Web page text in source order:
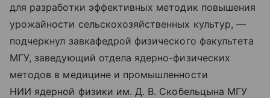
для разработки эффективных методик повышения
урожайности сельскохозяйственных культур, —
подчеркнул завкафедрой физического факультета
МГУ, заведующий отдела ядерно-физических
методов в медицине и промышленности
НИИ ядерной физики им. Д. В. Скобельцына МГУ